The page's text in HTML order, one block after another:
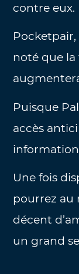
contre eux.
noté que la
Puisque
accès
Une fois
pourrez au
décent
un grand